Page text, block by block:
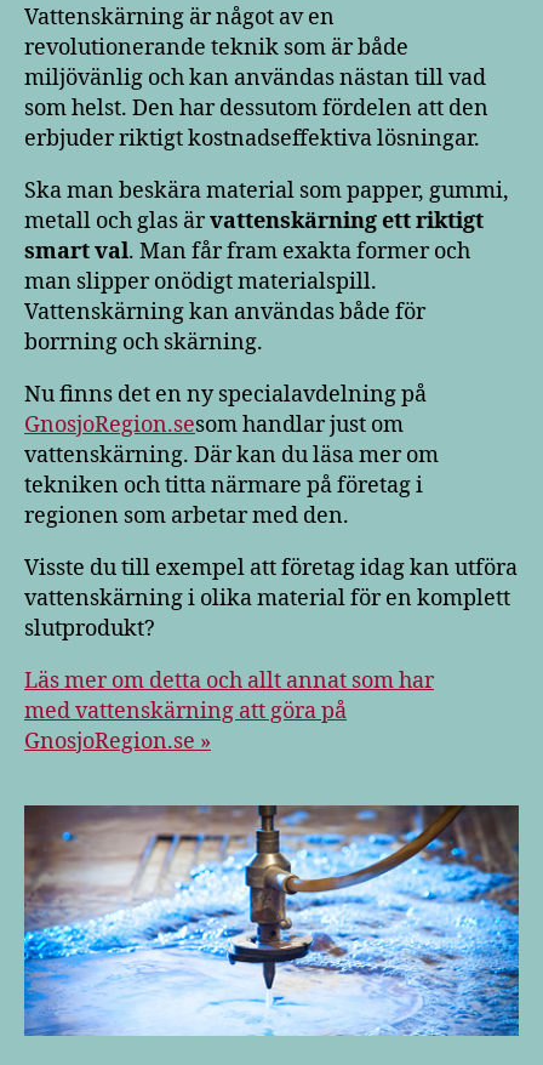
Vattenskärning är något av en
revolutionerande teknik som är både
miljövänlig och kan användas nästan till vad
som helst. Den har dessutom fördelen att den
erbjuder riktigt kostnadseffektiva lösningar.
Ska man beskära material som papper, gummi,
metall och glas ärvattenskärning ett riktigt
smart val. Man får fram exakta former och
man slipper onödigt materialspill.
Vattenskärning kan användas både för
borrning och skärning.
Nu finns det en ny specialavdelning på
GnosjoRegion.sesom handlar just om
vattenskärning. Där kan du läsa mer om
tekniken och titta närmare på företag i
regionen som arbetar med den.
Visste du till exempel att företag idag kan utföra
vattenskärning i olika material för en komplett
slutprodukt?
Läs mer om detta och allt annat som har
med vattenskärning att göra på
GnosjoRegion.se »